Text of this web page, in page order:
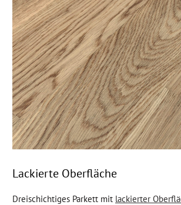
Lackierte Oberfläche
Dreischichtiges Parkett mit lackierter